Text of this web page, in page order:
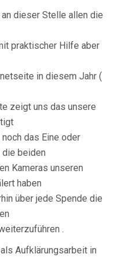
dieser Stelle allen die
praktischer Hilfe aber
in diesem Jahr (
zeigt uns das unsere
das Eine oder
die beiden
Kameras unseren
haben
über jede Spende die
.
Aufklärungsarbeit in